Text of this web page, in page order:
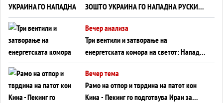
ЗОШТО УКРАИНА ГО НАПАДНА РУСКИОТ
WILDBERRIES
Вечер анализа
Три вентили и затворање на
енергетската комора на светот: Нападот
во Суец најавува глобален енергетски
инфаркт?
Вечер тема
Рамо на отпор и тврдина на патот кон
Кина - Пекинг го подготвува Иран за